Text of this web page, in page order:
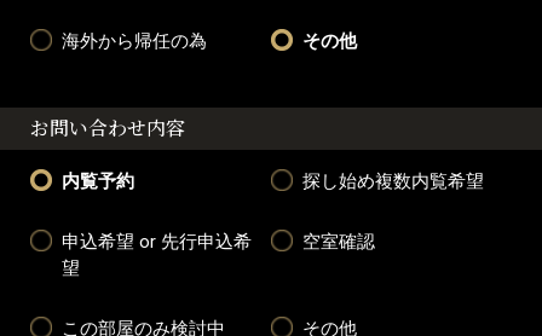
海外から帰任の為 その他
お問い合わせ内容
内覧予約 探し始め複数内覧希望
申込希望 or 先行申込希
望
空室確認
この部屋のみ検討中 その他